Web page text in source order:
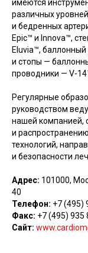
имеются
различных
и бедренных
Epic™ и Innova™,
Eluvia™, баллонный
и стопы —
проводники — V-
Регулярные
руководством
нашей компанией,
и
технологий,
и безопасности
Адрес: 101000,
40
Телефон: +7 (495)
Факс: +7 (495) 935
Сайт: